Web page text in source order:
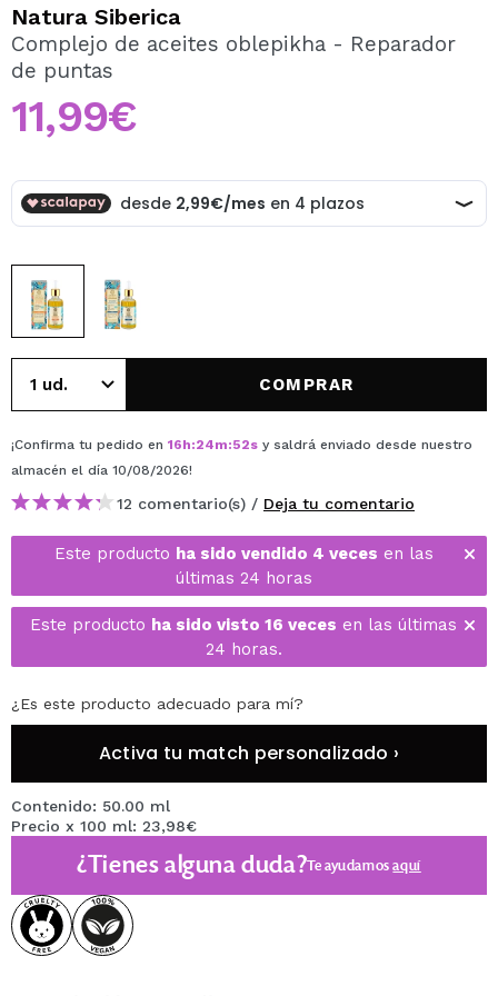
Al crear una cuenta en Maquillalia.com podrás realizar
tus compras rápidamente, revisar el estado de tus
Natura Siberica
Complejo de aceites oblepikha - Reparador
de puntas
11,99€
COMPRAR
¡Confirma tu pedido en 16h:24m:52s y saldrá enviado desde nuestro
almacén el día 10/08/2026!
12 comentario(s) / Deja tu comentario
Este producto ha sido vendido 4 veces en las
últimas 24 horas
Este producto ha sido visto 16 veces en las últimas
24 horas.
¿Es este producto adecuado para mí?
Activa tu match personalizado ›
Contenido: 50.00 ml
Precio x 100 ml: 23,98€
¿Tienes alguna duda?Te ayudamosaquí